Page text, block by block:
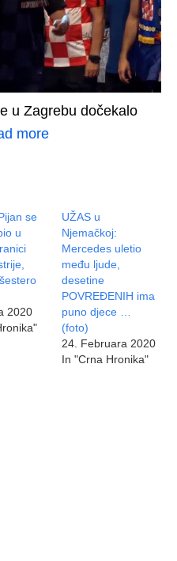
u Zagrebu dočekalo
more
se
u
2020
UŽAS u
Njemačkoj:
Mercedes uletio
među ljude,
desetine
POVREĐENIH ima
puno djece …
(foto)
24. Februara 2020
In "Crna Hronika"